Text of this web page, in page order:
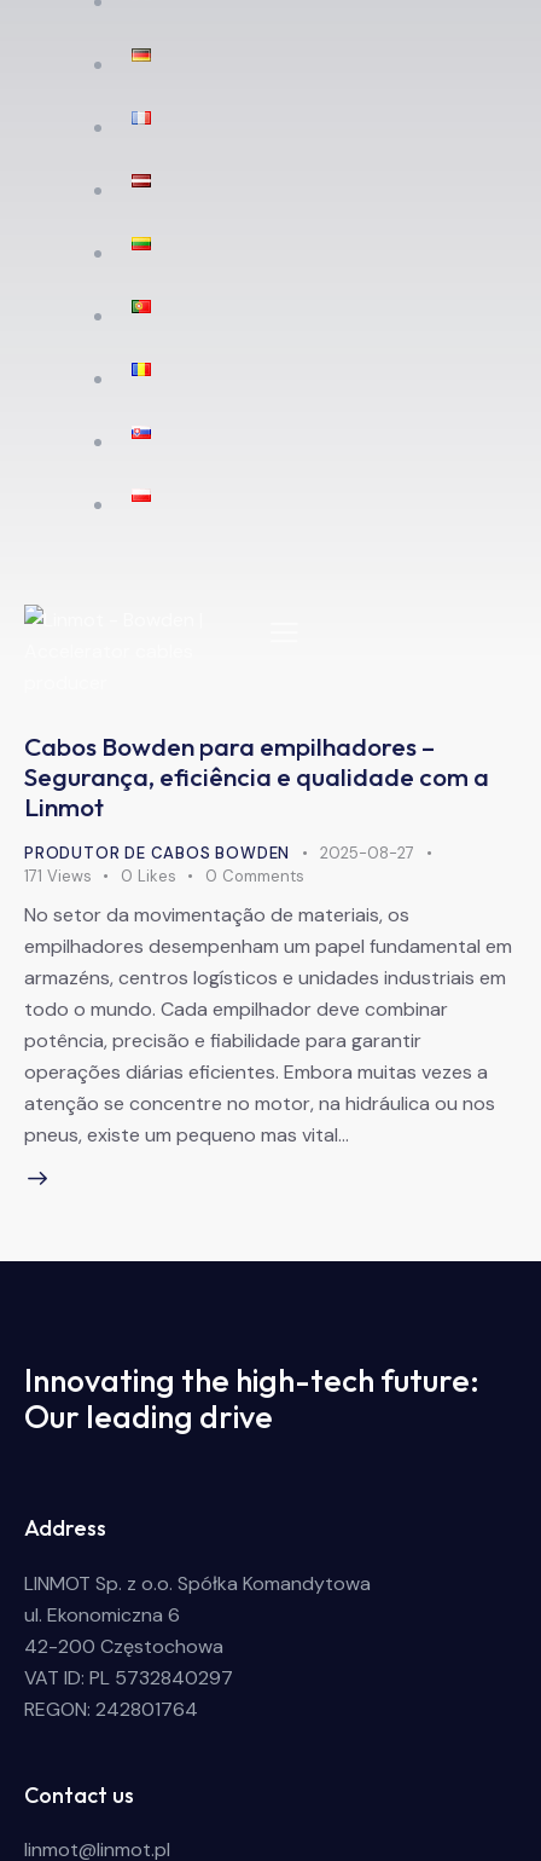
Cabos Bowden para empilhadores –
Segurança, eficiência e qualidade com a
Linmot
PRODUTOR DE CABOS BOWDEN
2025-08-27
171 Views 0 Likes 0 Comments
No setor da movimentação de materiais, os
empilhadores desempenham um papel fundamental em
armazéns, centros logísticos e unidades industriais em
todo o mundo. Cada empilhador deve combinar
potência, precisão e fiabilidade para garantir
operações diárias eficientes. Embora muitas vezes a
atenção se concentre no motor, na hidráulica ou nos
pneus, existe um pequeno mas vital…
Innovating the high-tech future:
Our leading drive
Address
LINMOT Sp. z o.o. Spółka Komandytowa
ul. Ekonomiczna 6
42-200 Częstochowa
VAT ID: PL 5732840297
REGON: 242801764
Contact us
linmot@linmot.pl